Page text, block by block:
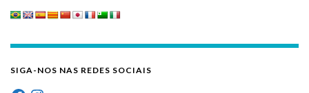
SIGA-NOS NAS REDES SOCIAIS